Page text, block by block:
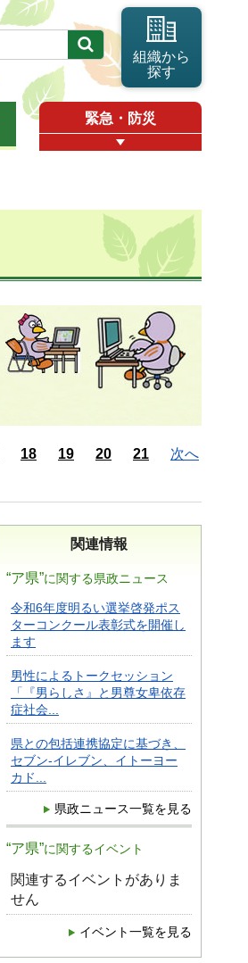
組織から
探す
緊急・防災
18 19 20 21 次へ
関連情報
“ア県”に関する県政ニュース
令和6年度明るい選挙啓発ポス
ターコンクール表彰式を開催し
ます
男性によるトークセッション
「『男らしさ』と男尊女卑依存
症社会...
県との包括連携協定に基づき、
セブン-イレブン、イトーヨー
カド...
県政ニュース一覧を見る
“ア県”に関するイベント
関連するイベントがありま
せん
イベント一覧を見る